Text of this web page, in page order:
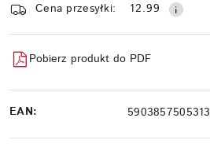
i
dostawa
Cena przesyłki: 12.99
Pobierz produkt do PDF
EAN: 5903857505313